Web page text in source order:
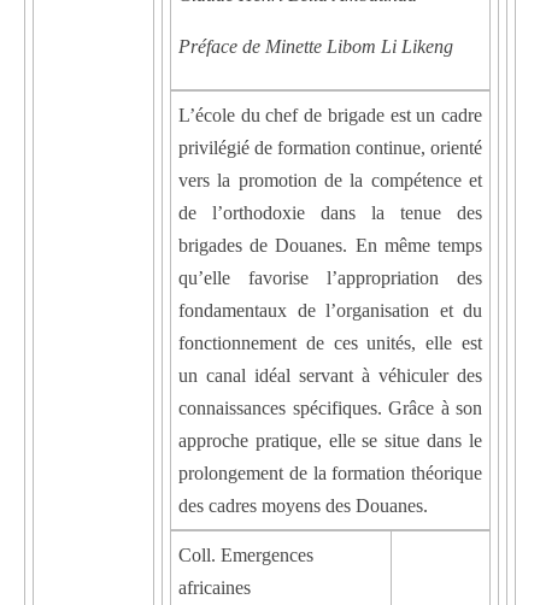
Préface de Minette Libom Li Likeng
L’école du chef de brigade est un cadre
privilégié de formation continue, orienté
vers la promotion de la compétence et
de l’orthodoxie dans la tenue des
brigades de Douanes. En même temps
qu’elle favorise l’appropriation des
fondamentaux de l’organisation et du
fonctionnement de ces unités, elle est
un canal idéal servant à véhiculer des
connaissances spécifiques. Grâce à son
approche pratique, elle se situe dans le
prolongement de la formation théorique
des cadres moyens des Douanes.
Coll. Emergences
africaines